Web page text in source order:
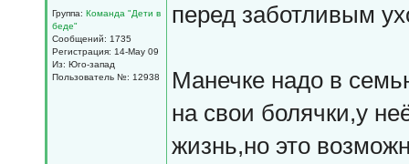
Группа: Команда "Дети в
беде"
Сообщений: 1735
Регистрация: 14-May 09
Из: Юго-запад
Пользователь №: 12938
перед заботливым
Манечке надо в
на свои болячки,у
жизнь,но это